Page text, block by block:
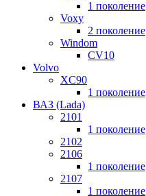
1 поколение
Voxy
2 поколение
Windom
СV10
Volvo
XC90
1 поколение
ВАЗ (Lada)
2101
1 поколение
2102
2106
1 поколение
2107
1 поколение